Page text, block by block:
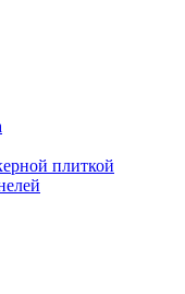
плиткой